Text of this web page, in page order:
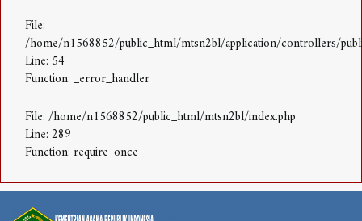
File:
/home/n1568852/public_html/mtsn2bl/application/controllers/
Line: 54
Function: _error_handler
File: /home/n1568852/public_html/mtsn2bl/index.php
Line: 289
Function: require_once